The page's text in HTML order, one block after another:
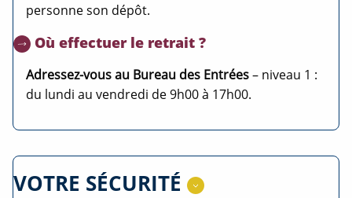
personne son dépôt.
Où effectuer le retrait ?
Adressez-vous au Bureau des Entrées– niveau 1 :
du lundi au vendredi de 9h00 à 17h00.
VOTRE SÉCURITÉ